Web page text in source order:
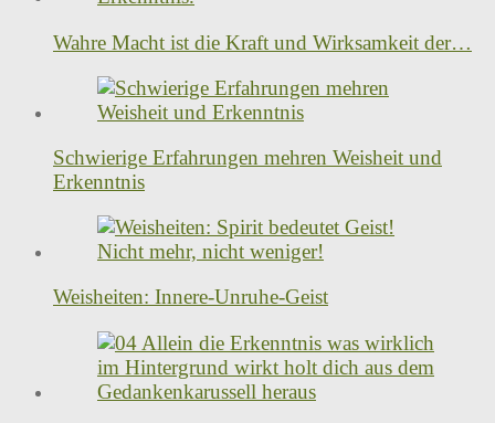
Wahre Macht ist die Kraft und Wirksamkeit der…
Schwierige Erfahrungen mehren Weisheit und
Erkenntnis
Weisheiten: Innere-Unruhe-Geist